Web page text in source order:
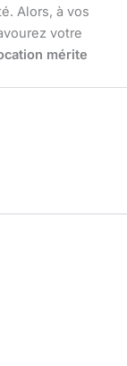
Alors, à vos
votre
mérite